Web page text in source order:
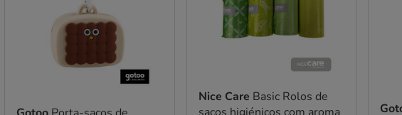
Nice Care Basic Rolos de